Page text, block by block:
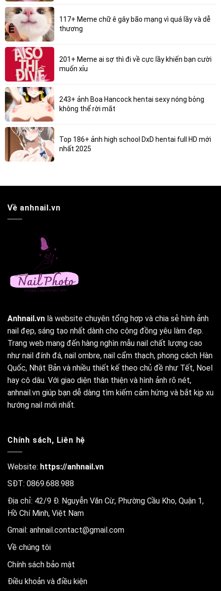
117+ Meme chữ ê gây bão mạng vì quá lầy và dễ
thương
201+ Meme ai sợ thì đi về cực lầy khiến bạn cười
muốn xỉu
243+ ảnh Boa Hancock hentai sexy nóng bỏng
không thể rời mắt
Top 186+ ảnh high school DxD hentai full HD mới
nhất 2025
Về anhnail.vn
Anhnail.vn là website chuyên tổng hợp và chia sẻ hình ảnh
nail đẹp, sáng tạo nhất dành cho cộng đồng yêu làm đẹp.
Trang web mang đến hàng nghìn mẫu nail chất lượng cao
như nail đính đá, nail ombre, nail cẩm thạch, phong cách Hàn
Quốc, Nhật Bản và nhiều thiết kế theo chủ đề như Tết, Noel
hay cô dâu. Với giao diện thân thiện và hình ảnh rõ nét,
anhnail.vn giúp bạn dễ dàng tìm kiếm cảm hứng và bắt kịp xu
hướng nail mới nhất.
Chính sách, Liên hệ
Website: https://anhnail.vn
SĐT: 0869.688.988
Địa chỉ: 42/9 Đ. Nguyễn Văn Cừ, Phường Cầu Kho, Quận 1,
Hồ Chí Minh, Việt Nam
Gmail: anhnail.contact@gmail.com
Về chúng tôi
Chính sách bảo mật
Điều khoản và điều kiện